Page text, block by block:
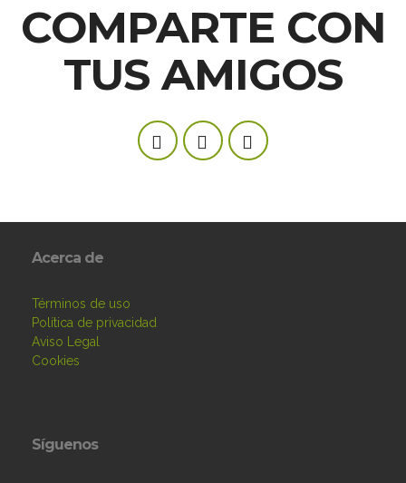
COMPARTE CON
TUS AMIGOS
Acerca de
Términos de uso
Política de privacidad
Aviso Legal
Cookies
Síguenos